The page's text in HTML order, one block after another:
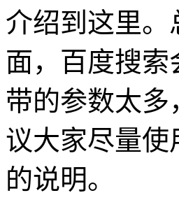
介绍到这里
面，百度搜
带的参数太
议大家尽量
的说明。